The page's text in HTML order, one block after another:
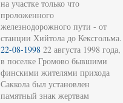
на участке только что
проложенного
железнодорожного пути - от
станции Хийтола до Кексгольма.
22-08-1998 22 августа 1998 года,
в поселке Громово бывшими
финскими жителями прихода
Саккола был установлен
памятный знак жертвам